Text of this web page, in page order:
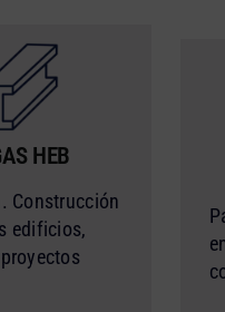
HEB
Construcción
edificios,